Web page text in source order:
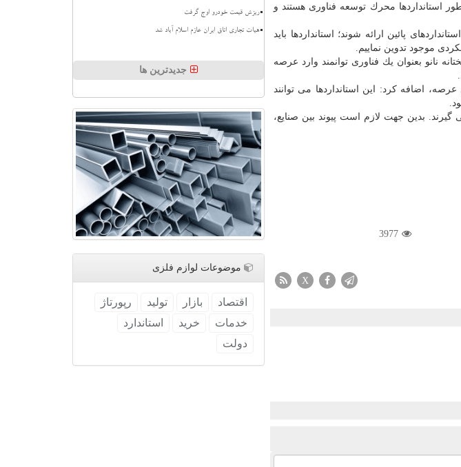
استانداردها محرك توسعه فناوری هستند و
پائین ارائه شوند؛ استانداردها باید
موجود تدوین نماییم.
نانو بعنوان یك فناوری توانمند وارد عرصه
اضافه كرد: این استانداردها می توانند
بدین جهت لازم است پیوند بین صنایع،
3977
X
ریزش قیمت خودرو اوج گرفت
هیات تجاری اتاق ایران عازم اسلام آباد شد
جدیدترین ها
موضوعات لوازم فلزی
اقتصاد بازار تولید
رپورتاژ
خدمات
خرید
استاندارد
دولت